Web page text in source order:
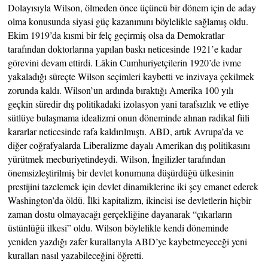
Dolayısıyla Wilson, ölmeden önce üçüncü bir dönem için de aday
olma konusunda siyasi güç kazanımını böylelikle sağlamış oldu.
Ekim 1919’da kısmi bir felç geçirmiş olsa da Demokratlar
tarafından doktorlarına yapılan baskı neticesinde 1921’e kadar
görevini devam ettirdi. Lâkin Cumhuriyetçilerin 1920’de ivme
yakaladığı süreçte Wilson seçimleri kaybetti ve inzivaya çekilmek
zorunda kaldı. Wilson’un ardında bıraktığı Amerika 100 yılı
geçkin süredir dış politikadaki izolasyon yani tarafsızlık ve etliye
sütlüye bulaşmama idealizmi onun döneminde alınan radikal fiili
kararlar neticesinde rafa kaldırılmıştı. ABD, artık Avrupa’da ve
diğer coğrafyalarda Liberalizme dayalı Amerikan dış politikasını
yürütmek mecburiyetindeydi. Wilson, İngilizler tarafından
önemsizleştirilmiş bir devlet konumuna düşürdüğü ülkesinin
prestijini tazelemek için devlet dinamiklerine iki şey emanet ederek
Washington’da öldü. İlki kapitalizm, ikincisi ise devletlerin hiçbir
zaman dostu olmayacağı gerçekliğine dayanarak “çıkarların
üstünlüğü ilkesi” oldu. Wilson böylelikle kendi döneminde
yeniden yazdığı zafer kurallarıyla ABD’ye kaybetmeyeceği yeni
kuralları nasıl yazabileceğini öğretti.